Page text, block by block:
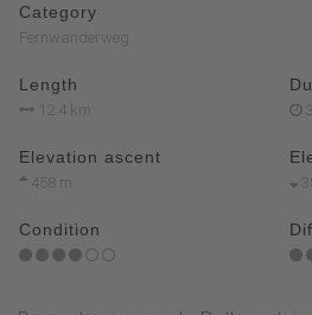
Category
Fernwanderweg
Length
12.4 km
Elevation ascent
458 m
Condition